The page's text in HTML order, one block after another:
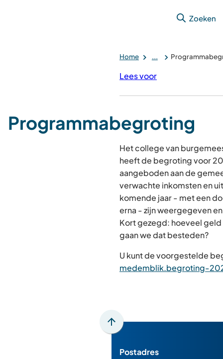
Zoeken
Home ...
Lees voor
Programmabegroting
Het college van
heeft de begroting voor
aangeboden aan de
verwachte inkomsten en
komende jaar - met een
erna - zijn weergegeven
Kort gezegd: hoeveel
gaan we dat besteden?
U kunt de voorgestelde
medemblik.begroting-
Scroll
boven
Postadres